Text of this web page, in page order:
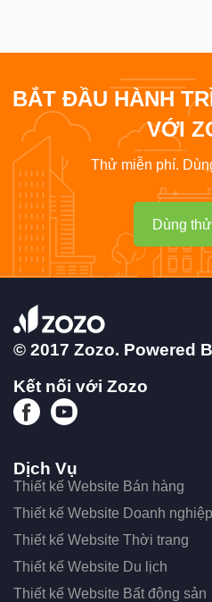
BẮT ĐẦU HÀNH
VỚI
Thử miễn phí.
Dùng
© 2017 Zozo. Powered
Kết nối với Zozo
Dịch Vụ
Thiết kế Website Bán hàng
Thiết kế Website Doanh nghiệp
Thiết kế Website Thời trang
Thiết kế Website Du lịch
Thiết kế Website Bất động sản